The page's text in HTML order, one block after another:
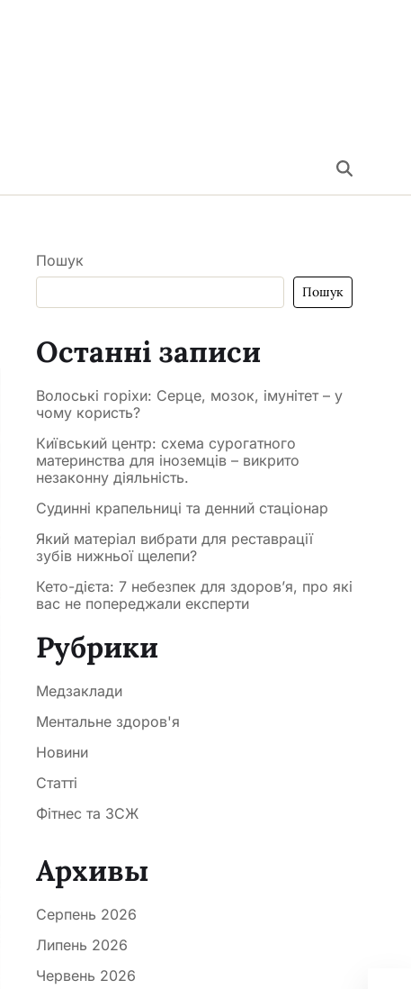
Пошук
Пошук
Останні записи
Волоські горіхи: Серце, мозок, імунітет – у
чому користь?
Київський центр: схема сурогатного
материнства для іноземців – викрито
незаконну діяльність.
Судинні крапельниці та денний стаціонар
Який матеріал вибрати для реставрації
зубів нижньої щелепи?
Кето-дієта: 7 небезпек для здоров’я, про які
вас не попереджали експерти
Рубрики
Медзаклади
Ментальне здоров'я
Новини
Статті
Фітнес та ЗСЖ
Архивы
Серпень 2026
Липень 2026
Червень 2026